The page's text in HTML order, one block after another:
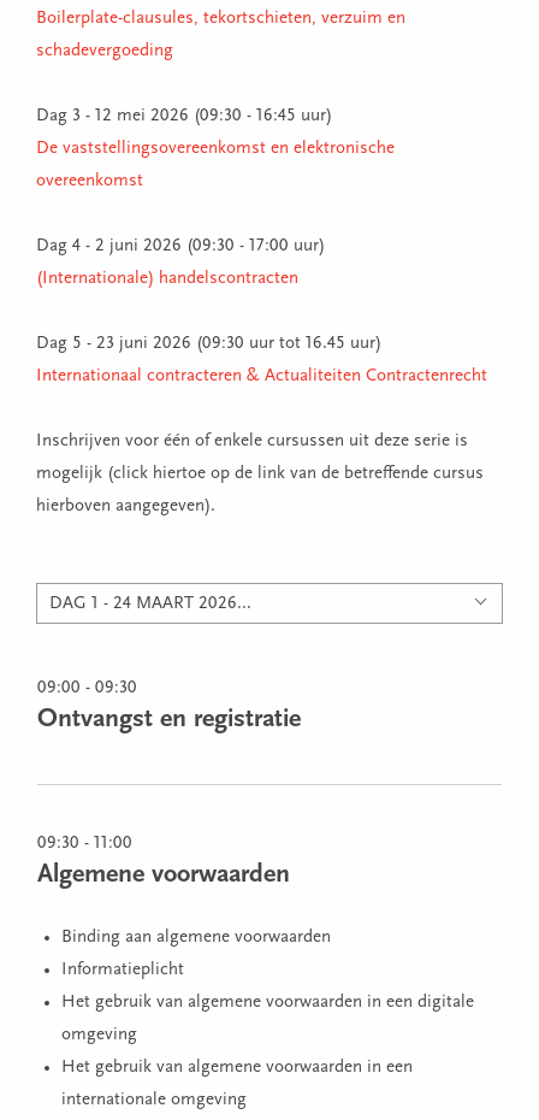
Boilerplate-clausules, tekortschieten, verzuim en
schadevergoeding
Dag 3 - 12 mei 2026 (09:30 - 16:45 uur)
De vaststellingsovereenkomst en elektronische
overeenkomst
Dag 4 - 2 juni 2026 (09:30 - 17:00 uur)
(Internationale) handelscontracten
Dag 5 - 23 juni 2026 (09:30 uur tot 16.45 uur)
Internationaal contracteren & Actualiteiten Contractenrecht
Inschrijven voor één of enkele cursussen uit deze serie is
mogelijk (click hiertoe op de link van de betreffende cursus
hierboven aangegeven).
DAG 1 - 24 MAART 2026...
09:00 - 09:30
Ontvangst en registratie
09:30 - 11:00
Algemene voorwaarden
Binding aan algemene voorwaarden
Informatieplicht
Het gebruik van algemene voorwaarden in een digitale
omgeving
Het gebruik van algemene voorwaarden in een
internationale omgeving